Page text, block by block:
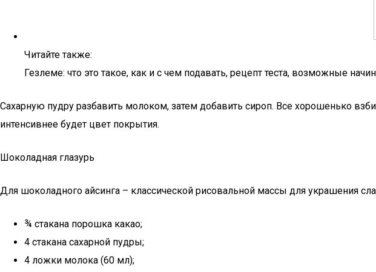
Читайте также:
Гезлеме: что это такое, как и с чем подавать, рецепт теста, возможные
Сахарную пудру разбавить молоком, затем добавить сироп. Все хорошенько
интенсивнее будет цвет покрытия.
Шоколадная глазурь
Для шоколадного айсинга – классической рисовальной массы для украшения
¾ стакана порошка какао;
4 стакана сахарной пудры;
4 ложки молока (60 мл);